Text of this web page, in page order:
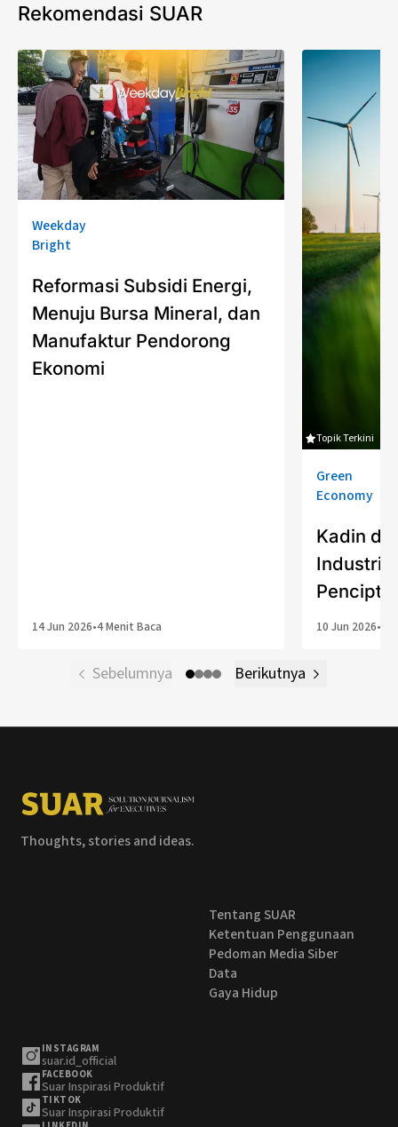
Rekomendasi SUAR
Weekday
Bright
Reformasi Subsidi Energi,
Menuju Bursa Mineral, dan
Manufaktur Pendorong
Ekonomi
14 Jun 2026•4 Menit Baca
Topik Terkini
Green
Economy
Kadin
10 Jun 2026•
Sebelumnya Berikutnya
Thoughts, stories and ideas.
Tentang SUAR
Ketentuan Penggunaan
Pedoman Media Siber
Data
Gaya Hidup
INSTAGRAM
suar.id_official
FACEBOOK
Suar Inspirasi Produktif
TIKTOK
Suar Inspirasi Produktif